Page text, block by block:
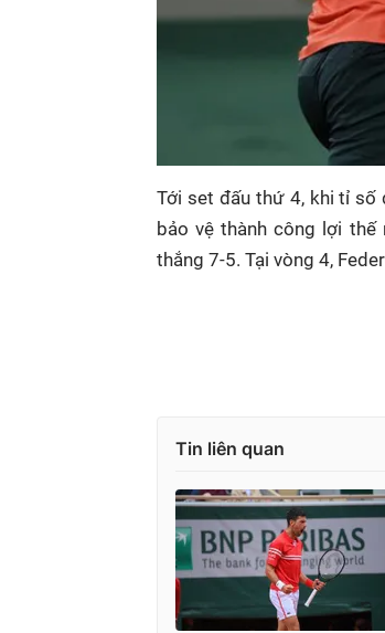
Tới set đấu thứ 4, khi tỉ số
bảo vệ thành công lợi
thắng 7-5. Tại vòng 4,
Tin liên quan